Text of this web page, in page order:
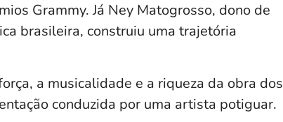
Grammy. Já Ney Matogrosso, dono de
brasileira, construiu uma trajetória
a musicalidade e a riqueza da obra dos
conduzida por uma artista potiguar.